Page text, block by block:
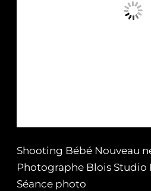
Shooting Bébé Nouveau
Photographe Blois Studio
Séance photo